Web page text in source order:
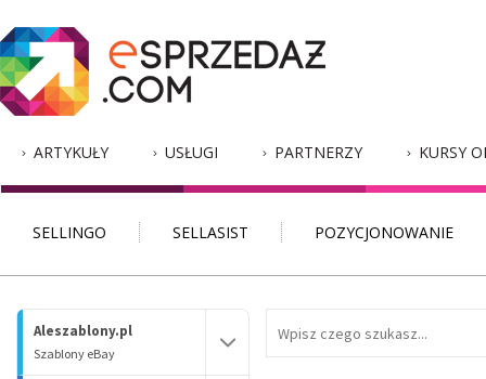
ARTYKUŁY USŁUGI PARTNERZY KURSY
SELLINGO SELLASIST POZYCJONOWANIE
Aleszablony.pl
Szablony eBay